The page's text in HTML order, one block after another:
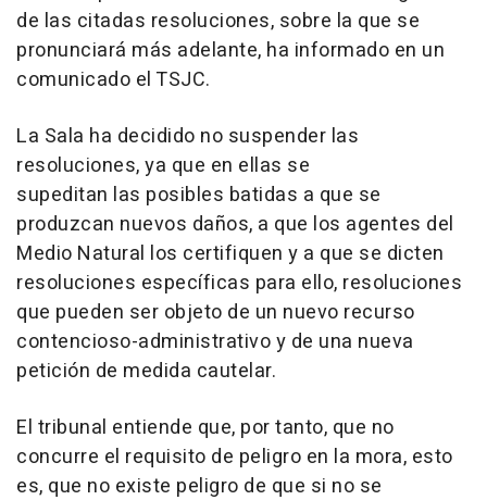
de las citadas resoluciones, sobre la que se
pronunciará más adelante, ha informado en un
comunicado el TSJC.
La Sala ha decidido no suspender las
resoluciones, ya que en ellas se
supeditan las posibles batidas a que se
produzcan nuevos daños, a que los agentes del
Medio Natural los certifiquen y a que se dicten
resoluciones específicas para ello, resoluciones
que pueden ser objeto de un nuevo recurso
contencioso-administrativo y de una nueva
petición de medida cautelar.
El tribunal entiende que, por tanto, que no
concurre el requisito de peligro en la mora, esto
es, que no existe peligro de que si no se